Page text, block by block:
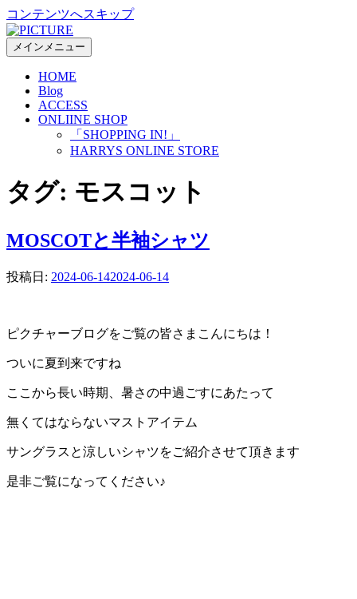
コンテンツへスキップ
メインメニュー
HOME
Blog
ACCESS
ONLIINE SHOP
「SHOPPING IN!」
HARRYS ONLINE STORE
タグ: モスコット
MOSCOTと半袖シャツ
投稿日: 2024-06-142024-06-14
ピクチャーブログをご覧の皆さまこんにちは！
ついに夏到来ですね
ここから長い時期、暑さの中過ごすにあたって
無くてはならないマストアイテム
サングラスと涼しいシャツをご紹介させて頂きます
是非ご覧になってください♪